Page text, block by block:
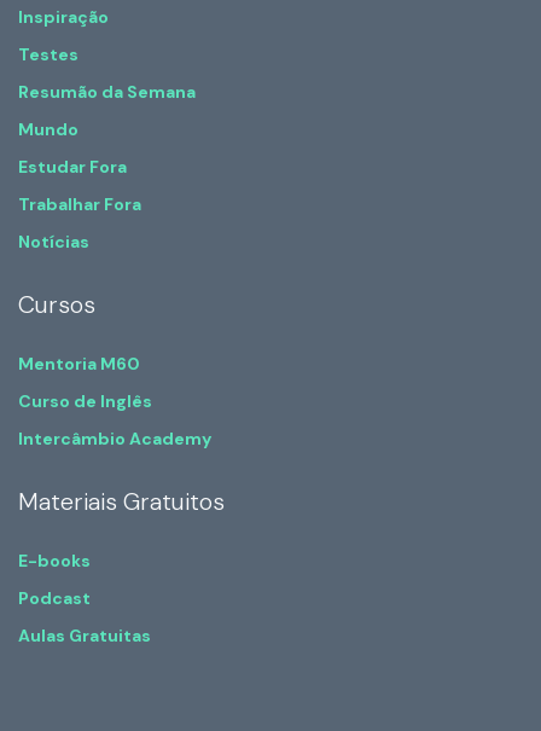
Inspiração
Testes
Resumão da Semana
Mundo
Estudar Fora
Trabalhar Fora
Notícias
Cursos
Mentoria M60
Curso de Inglês
Intercâmbio Academy
Materiais Gratuitos
E-books
Podcast
Aulas Gratuitas